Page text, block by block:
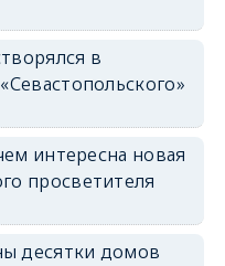
в
интересна новая
просветителя
десятки домов